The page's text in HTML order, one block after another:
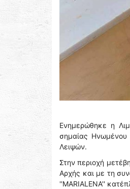
Ενημερώθηκε η
σημαίας Ηνωμένου
Λειψών.
Στην περιοχή
Αρχής και με τη
''MARIALENA''